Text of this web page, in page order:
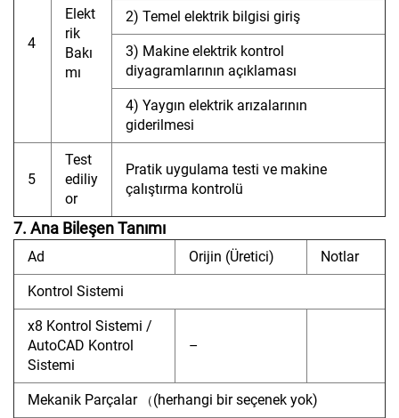
4
Elekt
rik
Bakı
mı
2) Temel elektrik bilgisi giriş
3) Makine elektrik kontrol
diyagramlarının açıklaması
4) Yaygın elektrik arızalarının
giderilmesi
5
Test
ediliy
or
Pratik uygulama testi ve makine
çalıştırma kontrolü
7. Ana Bileşen Tanımı
Ad Orijin (Üretici) Notlar
Kontrol Sistemi
x8 Kontrol Sistemi /
AutoCAD Kontrol
Sistemi
–
Mekanik Parçalar （(herhangi bir seçenek yok)